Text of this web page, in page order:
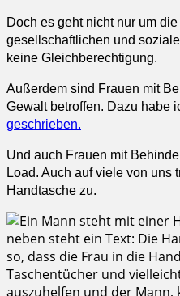
Doch es geht nicht nur um
gesellschaftlichen und
keine Gleichberechtigung.
Außerdem sind Frauen mit
Gewalt betroffen. Dazu habe
geschrieben.
Und auch Frauen mit
Load. Auch auf viele von uns
Handtasche zu.